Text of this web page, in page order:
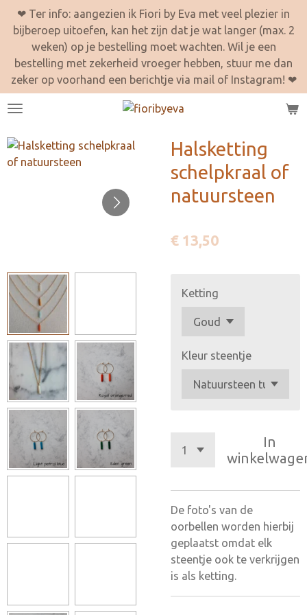
Ga
direct
de
hoofdinhoud
❤ Ter info: aangezien ik Fiori by Eva met veel plezier in
bijberoep uitoefen, kan het zijn dat je wat langer (max. 2
weken) op je bestelling moet wachten. Wil je een
bestelling met zekerheid vroeger hebben, stuur me dan
zeker op voorhand een berichtje via mail of Instagram! ❤
Halsketting
schelpkraal of
natuursteen
€ 13,50
Ketting
Kleur steentje
In
De foto's van de
oorbellen worden hierbij
geplaatst omdat elk
steentje ook te verkrijgen
is als ketting.